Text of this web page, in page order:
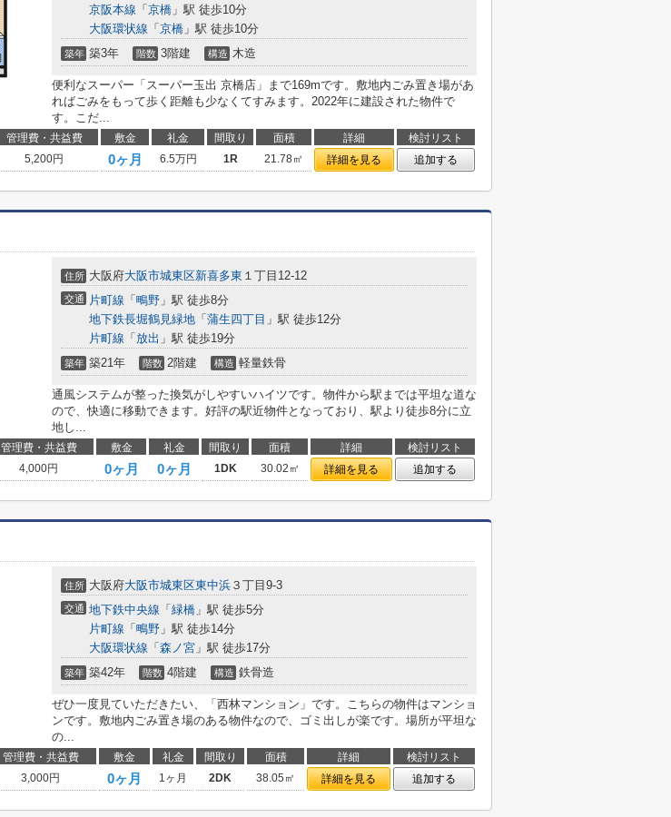
京阪本線 「 京橋 」駅 徒歩10分
大阪環状線 「 京橋 」駅 徒歩10分
築年 築3年 階数 3階建 構造 木造
便利なスーパー「スーパー玉出 京橋店」まで169mです。敷地内ごみ置き場があ
ればごみをもって歩く距離も少なくてすみます。2022年に建設された物件で
す。こだ...
管理費・共益費 敷金 礼金 間取り 面積 詳細
検討リスト
5,200円 0ヶ月 6.5万円 1R 21.78㎡ 詳細を見る 追加する
住所 大阪府大阪市城東区新喜多東 １丁目12-12
交通 片町線 「 鴫野 」駅 徒歩8分
地下鉄長堀鶴見緑地 「 蒲生四丁目 」駅 徒歩12分
片町線 「 放出 」駅 徒歩19分
築年 築21年 階数 2階建 構造 軽量鉄骨
通風システムが整った換気がしやすいハイツです。物件から駅までは平坦な道な
ので、快適に移動できます。好評の駅近物件となっており、駅より徒歩8分に立
地し...
管理費・共益費 敷金 礼金 間取り 面積 詳細
検討リスト
4,000円 0ヶ月 0ヶ月 1DK 30.02㎡ 詳細を見る 追加する
住所 大阪府大阪市城東区東中浜 ３丁目9-3
交通 地下鉄中央線 「 緑橋 」駅 徒歩5分
片町線 「 鴫野 」駅 徒歩14分
大阪環状線 「 森ノ宮 」駅 徒歩17分
築年 築42年 階数 4階建 構造 鉄骨造
ぜひ一度見ていただきたい、「西林マンション」です。こちらの物件はマンショ
ンです。敷地内ごみ置き場のある物件なので、ゴミ出しが楽です。場所が平坦な
の...
管理費・共益費 敷金 礼金 間取り 面積 詳細
検討リスト
3,000円 0ヶ月 1ヶ月 2DK 38.05㎡ 詳細を見る 追加する